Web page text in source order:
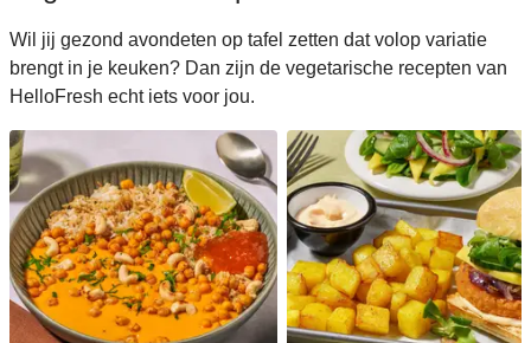
Wil jij gezond avondeten op tafel zetten dat volop variatie
brengt in je keuken? Dan zijn de vegetarische recepten van
HelloFresh echt iets voor jou.